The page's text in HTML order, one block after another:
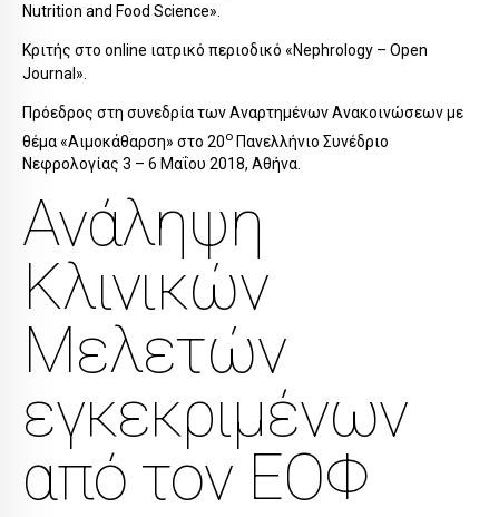
Nutrition and Food Science».
Κριτής στο online ιατρικό περιοδικό «Nephrology – Open
Journal».
Πρόεδρος στη συνεδρία των Αναρτηµένων Ανακοινώσεων µε
θέµα «Αιµοκάθαρση» στο 20ο Πανελλήνιο Συνέδριο
Νεφρολογίας 3 – 6 Μαΐου 2018, Αθήνα.
Ανάληψη
Κλινικών
Μελετών
εγκεκριμένων
από τον ΕΟΦ